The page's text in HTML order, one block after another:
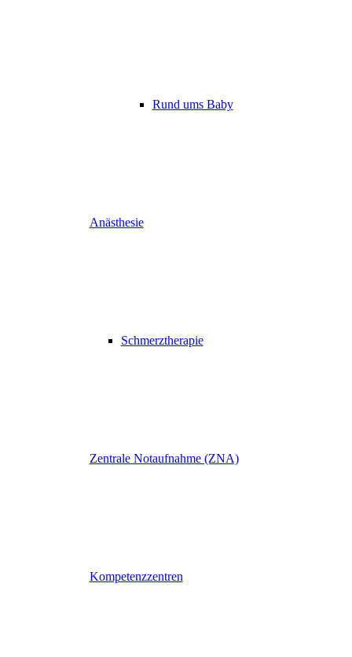
Rund ums Baby
Anästhesie
Schmerztherapie
Zentrale Notaufnahme (ZNA)
Kompetenzzentren